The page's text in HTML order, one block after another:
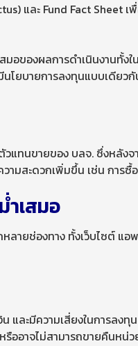
และ Fund Fact Sheet เ
ของผลการดำเนินงานทั้งใน
โยบายการลงทุนแบบเดียวกั
นขายของ บลจ. ซึ่งหลังจา
ามสะดวกเพิ่มขึ้น เช่น การ
เสมอ
ายช่องทาง ทั้งเว็บไซต์ แ
ละมีความเสี่ยงในการลงทุ
รืออาจไม่สามารถขายคืนห